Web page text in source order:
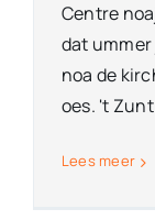
Centre
dat
noa de
oes. 't
Lees meer